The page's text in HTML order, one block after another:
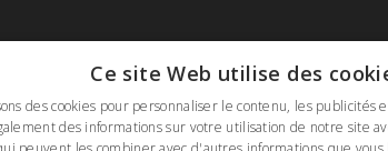
Ce site Web utilise des
des cookies pour personnaliser le contenu, les publicités
des informations sur votre utilisation de notre site